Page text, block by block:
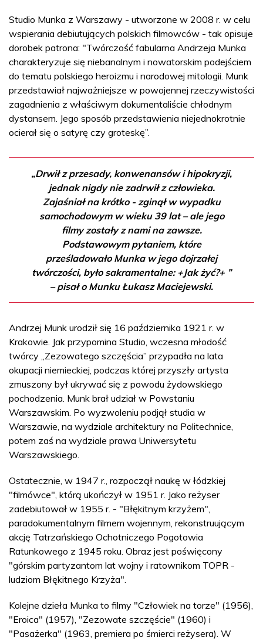
Studio Munka z Warszawy - utworzone w 2008 r. w celu
wspierania debiutujących polskich filmowców - tak opisuje
dorobek patrona: "Twórczość fabularna Andrzeja Munka
charakteryzuje się niebanalnym i nowatorskim podejściem
do tematu polskiego heroizmu i narodowej mitologii. Munk
przedstawiał najważniejsze w powojennej rzeczywistości
zagadnienia z właściwym dokumentaliście chłodnym
dystansem. Jego sposób przedstawienia niejednokrotnie
ocierał się o satyrę czy groteskę”.
„Drwił z przesady, konwenansów i hipokryzji,
jednak nigdy nie zadrwił z człowieka.
Zajaśniał na krótko - zginął w wypadku
samochodowym w wieku 39 lat – ale jego
filmy zostały z nami na zawsze.
Podstawowym pytaniem, które
prześladowało Munka w jego dojrzałej
twórczości, było sakramentalne: +Jak żyć?+ ”
– pisał o Munku Łukasz Maciejewski.
Andrzej Munk urodził się 16 października 1921 r. w
Krakowie. Jak przypomina Studio, wczesna młodość
twórcy „Zezowatego szczęścia” przypadła na lata
okupacji niemieckiej, podczas której przyszły artysta
zmuszony był ukrywać się z powodu żydowskiego
pochodzenia. Munk brał udział w Powstaniu
Warszawskim. Po wyzwoleniu podjął studia w
Warszawie, na wydziale architektury na Politechnice,
potem zaś na wydziale prawa Uniwersytetu
Warszawskiego.
Ostatecznie, w 1947 r., rozpoczął naukę w łódzkiej
"filmówce", którą ukończył w 1951 r. Jako reżyser
zadebiutował w 1955 r. - "Błękitnym krzyżem",
paradokumentalnym filmem wojennym, rekonstruującym
akcję Tatrzańskiego Ochotniczego Pogotowia
Ratunkowego z 1945 roku. Obraz jest poświęcony
"górskim partyzantom lat wojny i ratownikom TOPR -
ludziom Błękitnego Krzyża".
Kolejne dzieła Munka to filmy "Człowiek na torze" (1956),
"Eroica" (1957), "Zezowate szczęście" (1960) i
"Pasażerka" (1963, premiera po śmierci reżysera). W